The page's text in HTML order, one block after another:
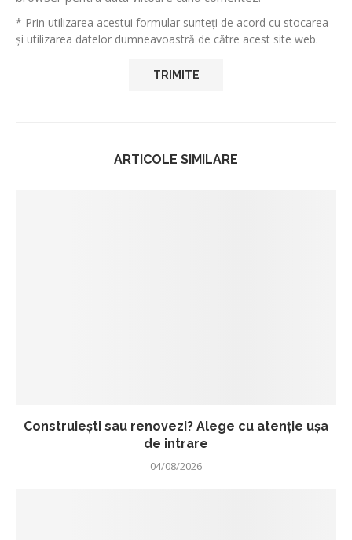
* Prin utilizarea acestui formular sunteți de acord cu stocarea
și utilizarea datelor dumneavoastră de către acest site web.
ARTICOLE SIMILARE
Construiești sau renovezi? Alege cu atenție ușa
de intrare
04/08/2026